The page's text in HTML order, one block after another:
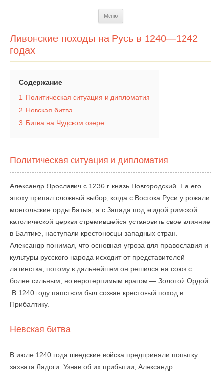
Меню
Ливонские походы на Русь в 1240—1242
годах
Содержание
1
Политическая ситуация и дипломатия
2 Невская битва
3 Битва на Чудском озере
Политическая ситуация и дипломатия
Александр Ярославич с 1236 г. князь Новгородский. На его
эпоху припал сложный выбор, когда с Востока Руси угрожали
монгольские орды Батыя, а с Запада под эгидой римской
католической церкви стремившейся установить свое влияние
в Балтике, наступали крестоносцы западных стран.
Александр понимал, что основная угроза для православия и
культуры русского народа исходит от представителей
латинства, потому в дальнейшем он решился на союз с
более сильным, но веротерпимым врагом — Золотой Ордой.
В 1240 году папством был созван крестовый поход в
Прибалтику.
Невская битва
В июле 1240 года шведские войска предприняли попытку
захвата Ладоги. Узнав об их прибытии, Александр